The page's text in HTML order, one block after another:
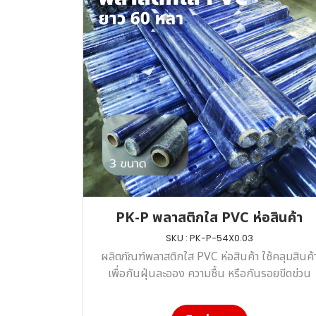
PK-P พลาสติกใส PVC ห่อสินค้า
SKU : PK-P-54X0.03
ผลิตภัณฑ์พลาสติกใส PVC ห่อสินค้า ใช้คลุมสินค้
เพื่อกันฝุ่นละออง ความชื้น หรือกันรอยขีดข่วน